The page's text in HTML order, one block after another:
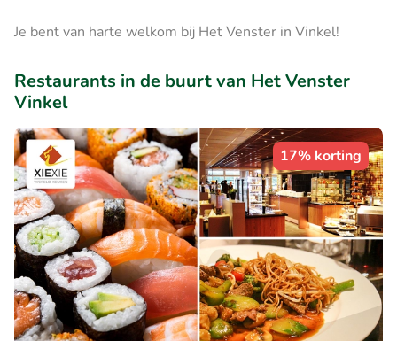
Je bent van harte welkom bij Het Venster in Vinkel!
Restaurants in de buurt van Het Venster
Vinkel
17% korting